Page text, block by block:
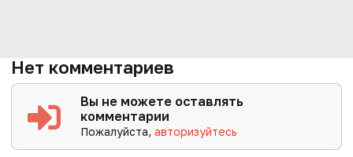
Нет комментариев
Вы не можете оставлять
комментарии
Пожалуйста,авторизуйтесь